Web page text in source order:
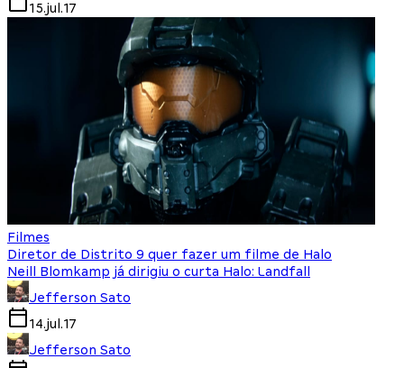
15.jul.17
Filmes
Diretor de Distrito 9 quer fazer um filme de Halo
Neill Blomkamp já dirigiu o curta Halo: Landfall
Jefferson Sato
14.jul.17
Jefferson Sato